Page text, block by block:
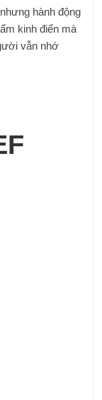
hành động
kinh điển mà
vẫn nhớ